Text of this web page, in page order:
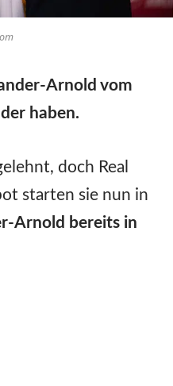
Arnold vom
haben.
doch Real
starten sie nun in
Arnold bereits in